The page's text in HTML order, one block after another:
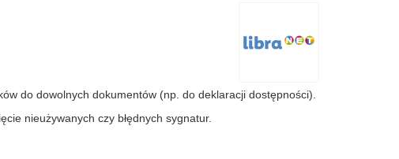
do dowolnych dokumentów (np. do deklaracji dostępności).
nieużywanych czy błędnych sygnatur.